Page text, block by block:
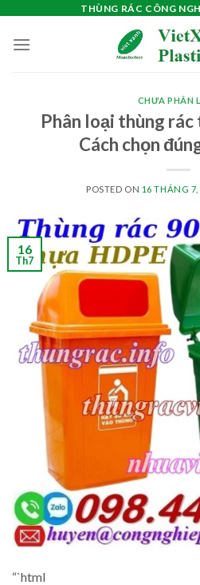
content
THÙNG RÁC CÔNG
CHƯA PHÂN
Phân loại thùng
Cách chọn
POSTED ON 16 THÁNG 7,
16
Th7
“`html